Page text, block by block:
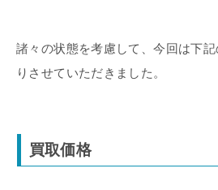
諸々の状態を考慮して、今回は下
りさせていただきました。
買取価格